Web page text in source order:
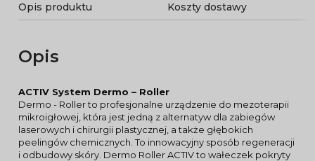
Opis produktu Koszty dostawy
Opis
ACTIV System Dermo – Roller
Dermo - Roller to profesjonalne urządzenie do mezoterapii
mikroigłowej, która jest jedną z alternatyw dla zabiegów
laserowych i chirurgii plastycznej, a także głębokich
peelingów chemicznych. To innowacyjny sposób regeneracji
i odbudowy skóry. Dermo Roller ACTIV to wałeczek pokryty